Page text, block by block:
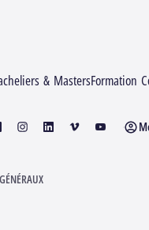
& MastersFormation
instagramlinkedinvimeo youtube